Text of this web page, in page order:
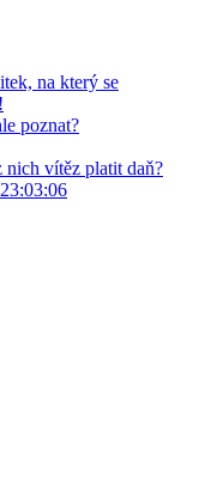
na který se
poznat?
vítěz platit daň?